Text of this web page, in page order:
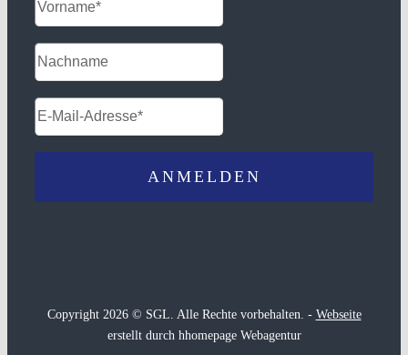
Copyright 2026 © SGL. Alle Rechte vorbehalten. - Webseite
erstellt durch hhomepage Webagentur